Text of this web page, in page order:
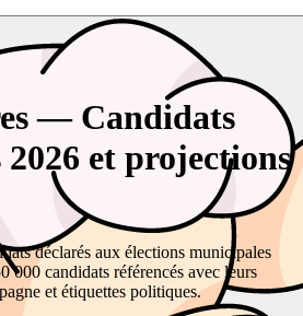
— Candidats
et projections
déclarés aux élections municipales
000 candidats référencés avec leurs
et étiquettes politiques.